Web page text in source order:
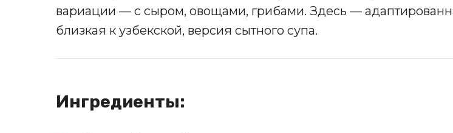
вариации — с сыром, овощами, грибами. Здесь —
близкая к узбекской, версия сытного супа.
Ингредиенты: